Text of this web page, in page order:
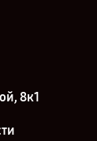
8к1